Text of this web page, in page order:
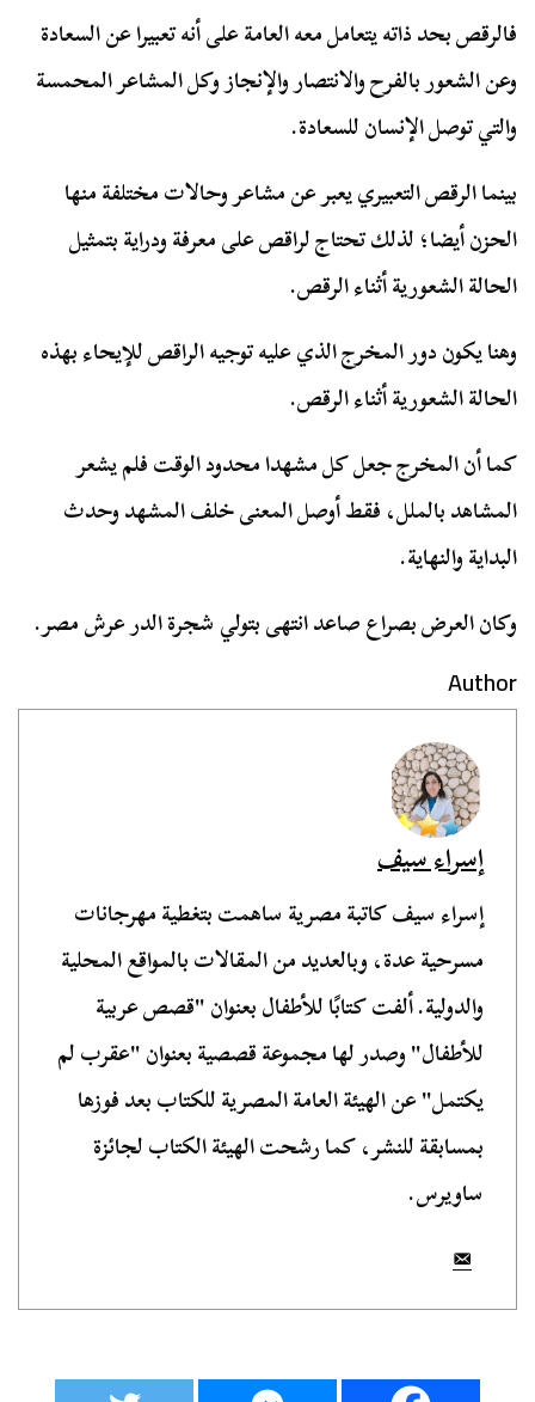
فالرقص بحد ذاته يتعامل معه العامة على أنه تعبيرا عن السعادة
وعن الشعور بالفرح والانتصار والإنجاز وكل المشاعر المحمسة
والتي توصل الإنسان للسعادة.
بينما الرقص التعبيري يعبر عن مشاعر وحالات مختلفة منها
الحزن أيضا؛ لذلك تحتاج لراقص على معرفة ودراية بتمثيل
الحالة الشعورية أثناء الرقص.
وهنا يكون دور المخرج الذي عليه توجيه الراقص للإيحاء بهذه
الحالة الشعورية أثناء الرقص.
كما أن المخرج جعل كل مشهدا محدود الوقت فلم يشعر
المشاهد بالملل، فقط أوصل المعنى خلف المشهد وحدث
البداية والنهاية.
وكان العرض بصراع صاعد انتهى بتولي شجرة الدر عرش مصر.
Author
إسراء سيف
إسراء سيف كاتبة مصرية ساهمت بتغطية مهرجانات
مسرحية عدة، وبالعديد من المقالات بالمواقع المحلية
والدولية. ألفت كتابًا للأطفال بعنوان "قصص عربية
للأطفال" وصدر لها مجموعة قصصية بعنوان "عقرب لم
يكتمل" عن الهيئة العامة المصرية للكتاب بعد فوزها
بمسابقة للنشر، كما رشحت الهيئة الكتاب لجائزة
ساويرس.